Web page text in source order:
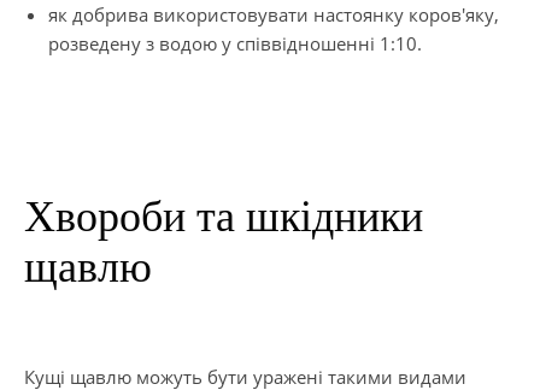
як добрива використовувати настоянку коров'яку,
розведену з водою у співвідношенні 1:10.
Хвороби та шкідники
щавлю
Кущі щавлю можуть бути уражені такими видами